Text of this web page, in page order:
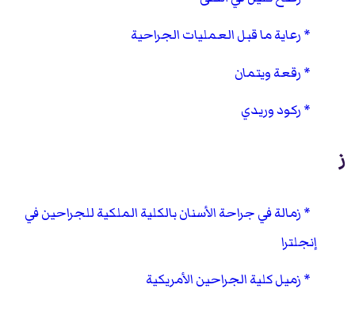
رعاية ما قبل العمليات الجراحية
رقعة ويتمان
ركود وريدي
ز
زمالة في جراحة الأسنان بالكلية الملكية للجراحين في
إنجلترا
زميل كلية الجراحين الأمريكية